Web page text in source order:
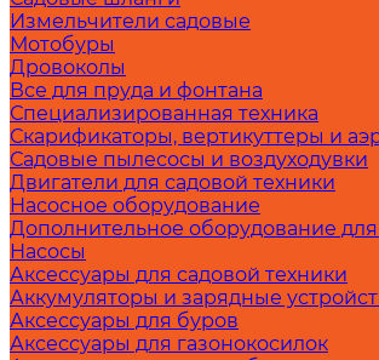
Измельчители садовые
Мотобуры
Дровоколы
Все для пруда и фонтана
Специализированная техника
Скарификаторы, вертикуттеры и
Садовые пылесосы и воздуходувки
Двигатели для садовой техники
Насосное оборудование
Дополнительное оборудование
Насосы
Аксессуары для садовой техники
Аккумуляторы и зарядные
Аксессуары для буров
Аксессуары для газонокосилок